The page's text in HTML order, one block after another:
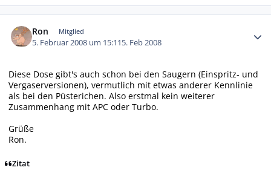
Ron Mitglied
5. Februar 2008 um 15:115. Feb 2008
Diese Dose gibt's auch schon bei den Saugern (Einspritz- und
Vergaserversionen), vermutlich mit etwas anderer Kennlinie
als bei den Püsterichen. Also erstmal kein weiterer
Zusammenhang mit APC oder Turbo.
Grüße
Ron.
Zitat